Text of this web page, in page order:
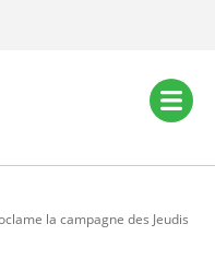
la campagne des Jeudis